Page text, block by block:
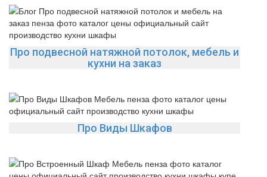
Про подвесной натяжной потолок, мебель и
кухни на заказ
Про Виды Шкафов